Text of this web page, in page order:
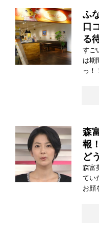
ふ
口
る
すご
は期
っ！
森
報
ど
森富
てい
お顔